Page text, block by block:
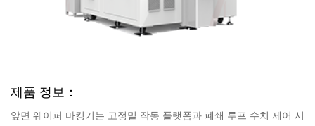
제품 정보：
앞면 웨이퍼 마킹기는 고정밀 작동 플랫폼과 폐쇄 루프 수치 제어 시